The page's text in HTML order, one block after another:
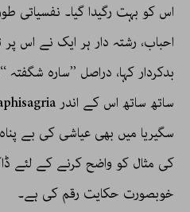
اس کو بہت رگیدا گیا۔ نفسیاتی
احباب، رشتہ دار ہر ایک نے اس
سگیریا میں بھی عیاشی کی بے
کی مثال کو واضح کرنے کے لئے
خوبصورت حکایت رقم کی ہے۔